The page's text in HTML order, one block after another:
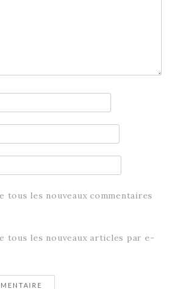
tous les nouveaux commentaires
tous les nouveaux articles par e-